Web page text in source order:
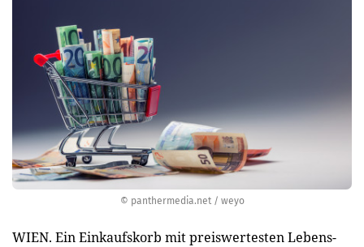
© panthermedia.net / weyo
WIEN. Ein Einkaufskorb mit preiswertesten Lebens-